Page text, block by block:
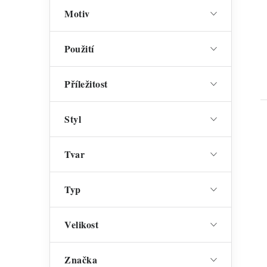
Motiv
Použití
Příležitost
Styl
Tvar
Typ
Velikost
Značka